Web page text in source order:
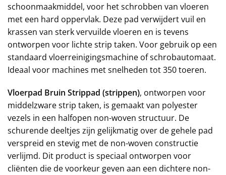
schoonmaakmiddel, voor het schrobben van vloeren
met een hard oppervlak. Deze pad verwijdert vuil en
krassen van sterk vervuilde vloeren en is tevens
ontworpen voor lichte strip taken. Voor gebruik op een
standaard vloerreinigingsmachine of schrobautomaat.
Ideaal voor machines met snelheden tot 350 toeren.
Vloerpad Bruin Strippad (strippen), ontworpen voor
middelzware strip taken, is gemaakt van polyester
vezels in een halfopen non-woven structuur. De
schurende deeltjes zijn gelijkmatig over de gehele pad
verspreid en stevig met de non-woven constructie
verlijmd. Dit product is speciaal ontworpen voor
cliënten die de voorkeur geven aan een dichtere non-